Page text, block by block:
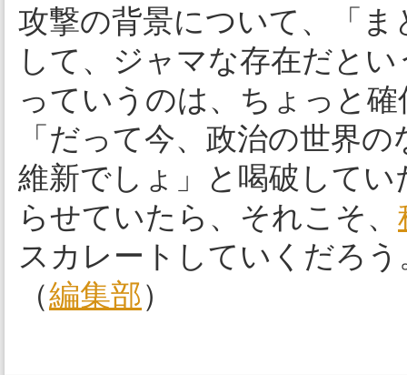
攻撃の背景について、「
して、ジャマな存在だと
っていうのは、ちょっと
「だって今、政治の世界
維新でしょ」と喝破して
らせていたら、それこそ、
スカレートしていくだろう
（編集部）